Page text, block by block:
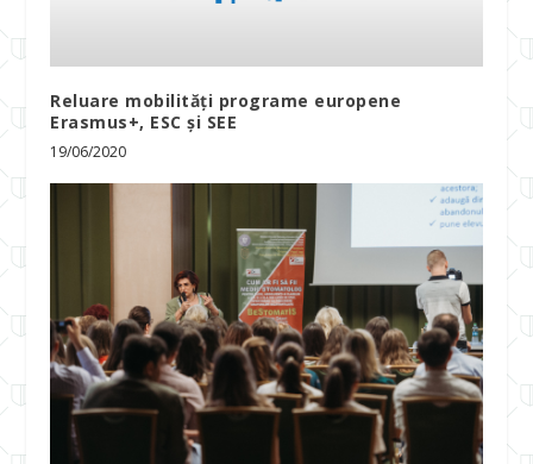
Reluare mobilități programe europene
Erasmus+, ESC și SEE
19/06/2020